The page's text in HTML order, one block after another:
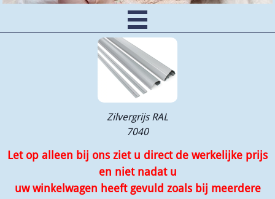
Zilvergrijs RAL
7040
Let op alleen bij ons ziet u direct de werkelijke prijs
en niet nadat u
uw winkelwagen heeft gevuld zoals bij meerdere